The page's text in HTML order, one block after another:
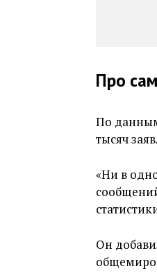
Про
По
тысяч
«Ни в
Он